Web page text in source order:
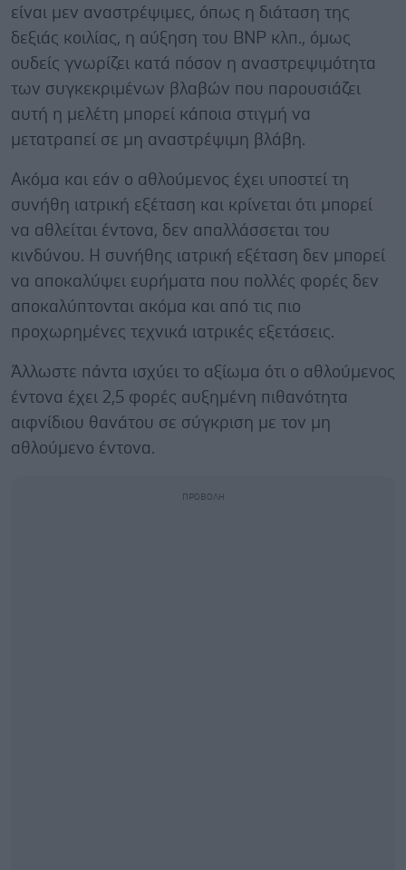
είναι μεν αναστρέψιμες, όπως η διάταση της
δεξιάς κοιλίας, η αύξηση του ΒΝΡ κλπ., όμως
ουδείς γνωρίζει κατά πόσον η αναστρεψιμότητα
των συγκεκριμένων βλαβών που παρουσιάζει
αυτή η μελέτη μπορεί κάποια στιγμή να
μετατραπεί σε μη αναστρέψιμη βλάβη.
Ακόμα και εάν ο αθλούμενος έχει υποστεί τη
συνήθη ιατρική εξέταση και κρίνεται ότι μπορεί
να αθλείται έντονα, δεν απαλλάσσεται του
κινδύνου. Η συνήθης ιατρική εξέταση δεν μπορεί
να αποκαλύψει ευρήματα που πολλές φορές δεν
αποκαλύπτονται ακόμα και από τις πιο
προχωρημένες τεχνικά ιατρικές εξετάσεις.
Άλλωστε πάντα ισχύει το αξίωμα ότι ο αθλούμενος
έντονα έχει 2,5 φορές αυξημένη πιθανότητα
αιφνίδιου θανάτου σε σύγκριση με τον μη
αθλούμενο έντονα.